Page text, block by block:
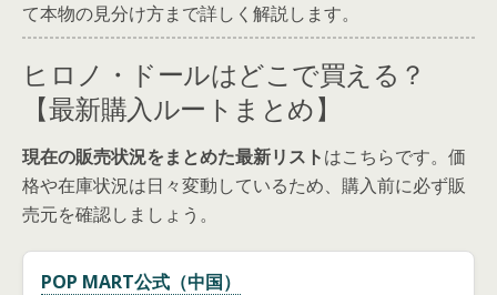
て本物の見分け方まで詳しく解説します。
ヒロノ・ドールはどこで買える？
【最新購入ルートまとめ】
現在の販売状況をまとめた最新リストはこちらです。価
格や在庫状況は日々変動しているため、購入前に必ず販
売元を確認しましょう。
POP MART公式（中国）